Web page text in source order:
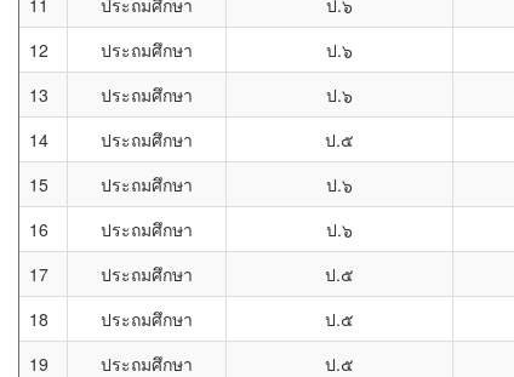
11
ประถมศึกษา ป.๖
12
ประถมศึกษา ป.๖
13
ประถมศึกษา ป.๖
14
ประถมศึกษา ป.๕
15
ประถมศึกษา ป.๖
16
ประถมศึกษา ป.๖
17
ประถมศึกษา ป.๕
18
ประถมศึกษา ป.๕
19
ประถมศึกษา ป.๕